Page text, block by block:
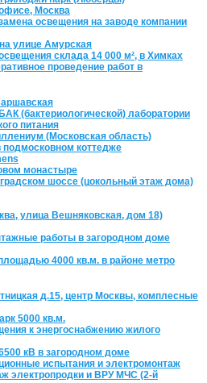
Москва
освещения на заводе компании
улице Амурская
склада 14 000 м², в Химках
проведение работ в
(бактериологической) лаборатории
питания
(Московская область)
коттедже
монастыре
шоссе (цокольный этаж дома)
улица Вешняковская, дом 18)
работы в загородном доме
4000 кв.м. в районе метро
д.15, центр Москвы, комплесные
5000 кв.м.
к энергоснабжению жилого
кВ в загородном доме
испытания и электромонтаж
электропродки и ВРУ МЧС (2-й